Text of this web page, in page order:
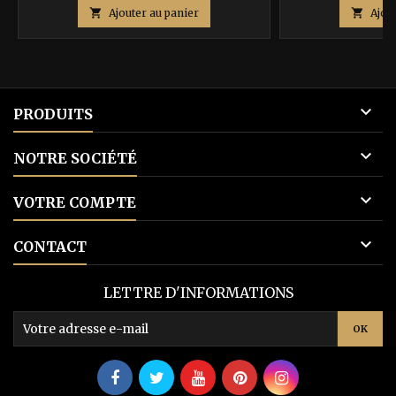
base
 Ajouter au panier 
PRODUITS 
NOTRE SOCIÉTÉ 
VOTRE COMPTE 
CONTACT 
LETTRE D'INFORMATIONS